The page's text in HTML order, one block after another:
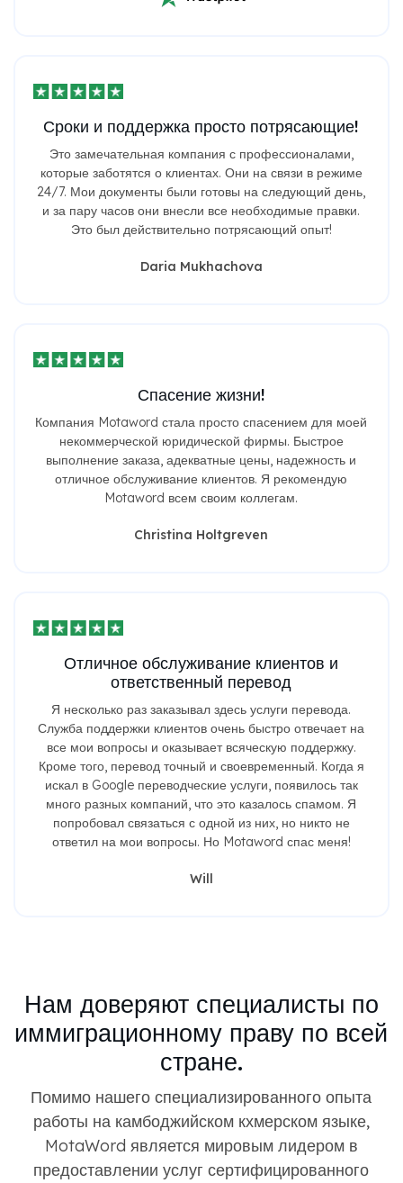
Сроки и поддержка просто потрясающие!
Это замечательная компания с профессионалами,
которые заботятся о клиентах. Они на связи в режиме
24/7. Мои документы были готовы на следующий день,
и за пару часов они внесли все необходимые правки.
Это был действительно потрясающий опыт!
Daria Mukhachova
Спасение жизни!
Компания Motaword стала просто спасением для моей
некоммерческой юридической фирмы. Быстрое
выполнение заказа, адекватные цены, надежность и
отличное обслуживание клиентов. Я рекомендую
Motaword всем своим коллегам.
Christina Holtgreven
Отличное обслуживание клиентов и
ответственный перевод
Я несколько раз заказывал здесь услуги перевода.
Служба поддержки клиентов очень быстро отвечает на
все мои вопросы и оказывает всяческую поддержку.
Кроме того, перевод точный и своевременный. Когда я
искал в Google переводческие услуги, появилось так
много разных компаний, что это казалось спамом. Я
попробовал связаться с одной из них, но никто не
ответил на мои вопросы. Но Motaword спас меня!
Will
Нам доверяют специалисты по
иммиграционному праву по всей
стране.
Помимо нашего специализированного опыта
работы на камбоджийском кхмерском языке,
MotaWord является мировым лидером в
предоставлении услуг сертифицированного